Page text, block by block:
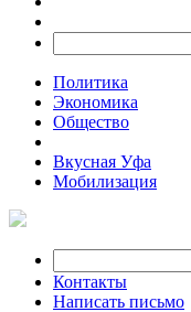
Политика
Экономика
Общество
Вкусная Уфа
Мобилизация
Контакты
Написать письмо